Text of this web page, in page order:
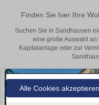
Alle Cookies akzeptieren
Finden Sie hier Ihre
Suchen Sie in Sandhausen
eine große Auswahl
Kapitalanlage oder zur